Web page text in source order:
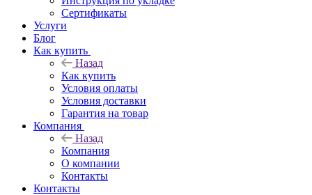
Сертификаты
Услуги
Блог
Как купить
Назад
Как купить
Условия оплаты
Условия доставки
Гарантия на товар
Компания
Назад
Компания
О компании
Контакты
Контакты